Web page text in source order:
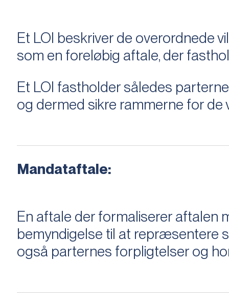
Et LOI beskriver de overordnede
som en foreløbig aftale, der
Et LOI fastholder således
og dermed sikre rammerne for de
Mandataftale:
En aftale der formaliserer
bemyndigelse til at repræsentere
også parternes forpligtelser og